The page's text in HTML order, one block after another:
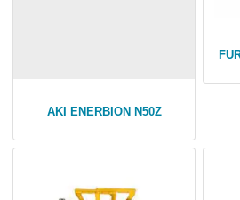
AKI ENERBION N50Z